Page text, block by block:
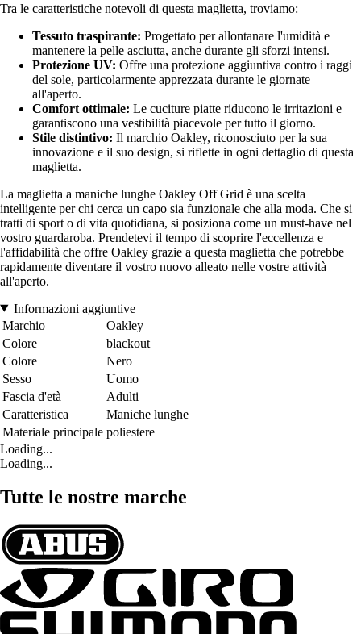
Tra le caratteristiche notevoli di questa maglietta, troviamo:
Tessuto traspirante: Progettato per allontanare l'umidità e
mantenere la pelle asciutta, anche durante gli sforzi intensi.
Protezione UV: Offre una protezione aggiuntiva contro i raggi
del sole, particolarmente apprezzata durante le giornate
all'aperto.
Comfort ottimale: Le cuciture piatte riducono le irritazioni e
garantiscono una vestibilità piacevole per tutto il giorno.
Stile distintivo: Il marchio Oakley, riconosciuto per la sua
innovazione e il suo design, si riflette in ogni dettaglio di questa
maglietta.
La maglietta a maniche lunghe Oakley Off Grid è una scelta
intelligente per chi cerca un capo sia funzionale che alla moda. Che si
tratti di sport o di vita quotidiana, si posiziona come un must-have nel
vostro guardaroba. Prendetevi il tempo di scoprire l'eccellenza e
l'affidabilità che offre Oakley grazie a questa maglietta che potrebbe
rapidamente diventare il vostro nuovo alleato nelle vostre attività
all'aperto.
Informazioni aggiuntive
Marchio
Oakley
Colore
blackout
Colore
Nero
Sesso
Uomo
Fascia d'età
Adulti
Caratteristica
Maniche lunghe
Materiale principale poliestere
Loading...
Loading...
Tutte le nostre marche